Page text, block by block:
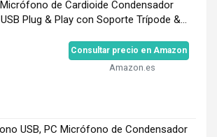
Micrófono de Cardioide Condensador
Plug & Play con Soporte Trípode &...
Consultar precio en Amazon
Amazon.es
USB, PC Micrófono de Condensador